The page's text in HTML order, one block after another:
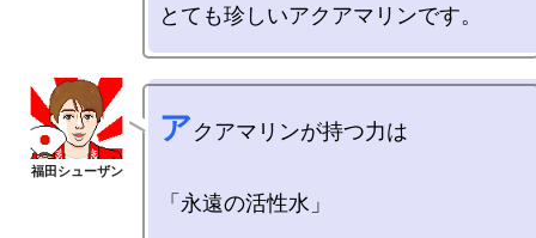
アクアマリンが持つ力は
「永遠の活性水」